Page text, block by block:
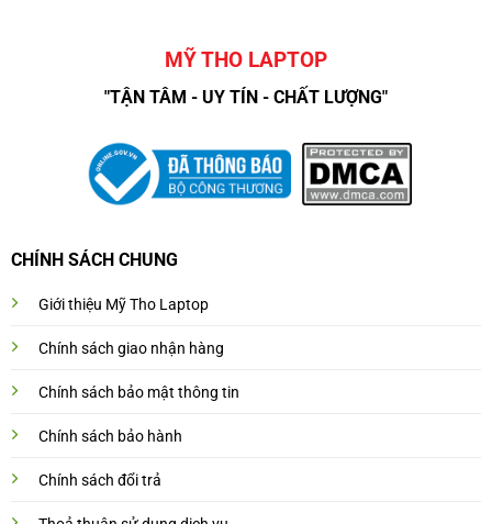
MỸ THO LAPTOP
"TẬN TÂM - UY TÍN - CHẤT LƯỢNG"
CHÍNH SÁCH CHUNG
Giới thiệu Mỹ Tho Laptop
Chính sách giao nhận hàng
Chính sách bảo mật thông tin
Chính sách bảo hành
Chính sách đổi trả